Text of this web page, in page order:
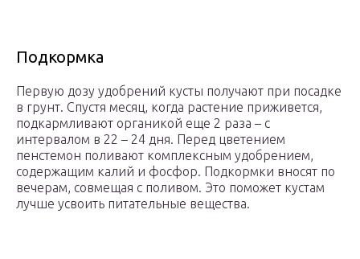
Подкормка
Первую дозу удобрений кусты получают при посадке
в грунт. Спустя месяц, когда растение приживется,
подкармливают органикой еще 2 раза – с
интервалом в 22 – 24 дня. Перед цветением
пенстемон поливают комплексным удобрением,
содержащим калий и фосфор. Подкормки вносят по
вечерам, совмещая с поливом. Это поможет кустам
лучше усвоить питательные вещества.